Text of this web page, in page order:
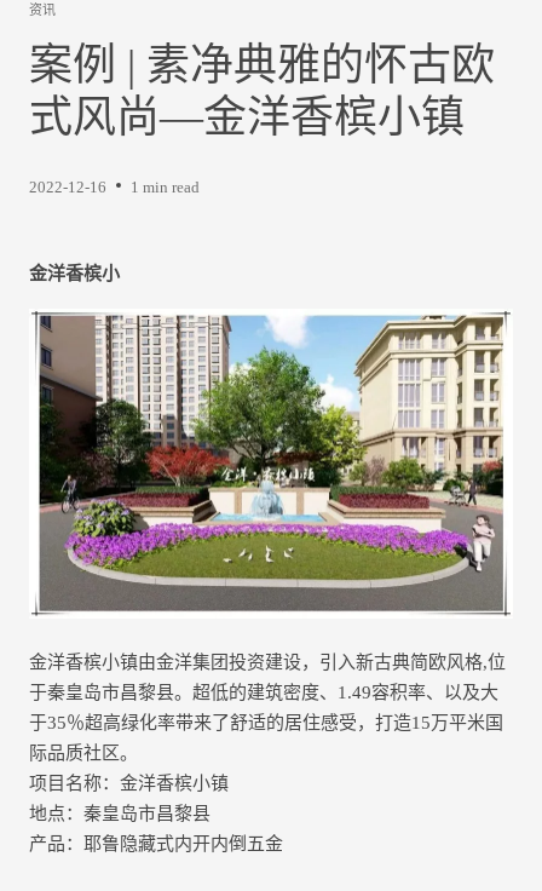
资讯
案例 | 素净典雅的怀古欧
式风尚—金洋香槟小镇
2022-12-16 1 min read
金洋香槟小
金洋香槟小镇由金洋集团投资建设，引入新古典简欧风格,位
于秦皇岛市昌黎县。超低的建筑密度、1.49容积率、以及大
于35％超高绿化率带来了舒适的居住感受，打造15万平米国
际品质社区。
项目名称：金洋香槟小镇
地点：秦皇岛市昌黎县
产品：耶鲁隐藏式内开内倒五金